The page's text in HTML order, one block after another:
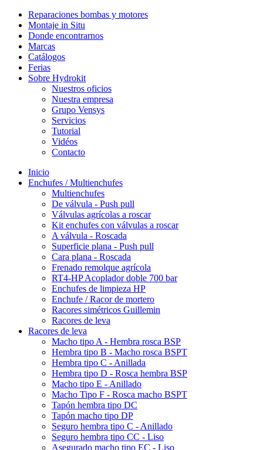
Reparaciones bombas y motores
Montaje in Situ
Donde encontrarnos
Marcas
Catálogos
Ferias
Sobre Hydrokit
Nuestros oficios
Nuestra empresa
Grupo Vensys
Servicios
Tutorial
Vidéos
Contacto
Inicio
Enchufes / Multienchufes
Multienchufes
De válvula - Push pull
Válvulas agrícolas a roscar
Kit enchufes con válvulas a roscar
A válvula - Roscada
Superficie plana - Push pull
Cara plana - Roscada
Frenado remolque agrícola
RT4-HP Acoplador doble 700 bar
Enchufes de limpieza HP
Enchufe / Racor de mortero
Racores simétricos Guillemin
Racores de leva
Racores de leva
Macho tipo A - Hembra rosca BSP
Hembra tipo B - Macho rosca BSPT
Hembra tipo C - Anillada
Hembra tipo D - Rosca hembra BSP
Macho tipo E - Anillado
Macho Tipo F - Rosca macho BSPT
Tapón hembra tipo DC
Tapón macho tipo DP
Seguro hembra tipo C - Anillado
Seguro hembra tipo CC - Liso
Asegurado macho tipo EC - Liso